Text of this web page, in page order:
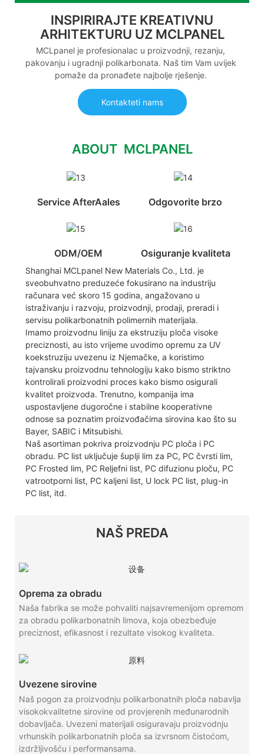
INSPIRIRAJTE KREATIVNU
ARHITEKTURU UZ MCLPANEL
MCLpanel je profesionalac u proizvodnji, rezanju,
pakovanju i ugradnji polikarbonata. Naš tim Vam uvijek
pomaže da pronađete najbolje rješenje.
Kontakteti nams
ABOUT MCLPANEL
Service AfterAales Odgovorite brzo
ODM/OEM Osiguranje kvaliteta
Shanghai MCLpanel New Materials Co., Ltd. je
sveobuhvatno preduzeće fokusirano na industriju
računara već skoro 15 godina, angažovano u
istraživanju i razvoju, proizvodnji, prodaji, preradi i
servisu polikarbonatnih polimernih materijala.
Imamo proizvodnu liniju za ekstruziju ploča visoke
preciznosti, au isto vrijeme uvodimo opremu za UV
koekstruziju uvezenu iz Njemačke, a koristimo
tajvansku proizvodnu tehnologiju kako bismo striktno
kontrolirali proizvodni proces kako bismo osigurali
kvalitet proizvoda. Trenutno, kompanija ima
uspostavljene dugoročne i stabilne kooperativne
odnose sa poznatim proizvođačima sirovina kao što su
Bayer, SABIC i Mitsubishi.
Naš asortiman pokriva proizvodnju PC ploča i PC
obradu. PC list uključuje šuplji lim za PC, PC čvrsti lim,
PC Frosted lim, PC Reljefni list, PC difuzionu ploču, PC
vatrootporni list, PC kaljeni list, U lock PC list, plug-in
PC list, itd.
NAŠ PREDA
Oprema za obradu
Naša fabrika se može pohvaliti najsavremenijom opremom
za obradu polikarbonatnih limova, koja obezbeđuje
preciznost, efikasnost i rezultate visokog kvaliteta.
Uvezene sirovine
Naš pogon za proizvodnju polikarbonatnih ploča nabavlja
visokokvalitetne sirovine od provjerenih međunarodnih
dobavljača. Uvezeni materijali osiguravaju proizvodnju
vrhunskih polikarbonatnih ploča sa izvrsnom čistoćom,
izdržljivošću i performansama.